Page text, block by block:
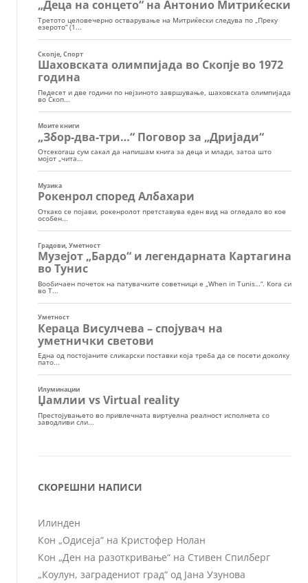
СКОРЕШНИ НАПИСИ
Илинден
Кон „Одисеја“ на Кристофер Нолан
Кон „Ден на разоткривање“ на Стивен Спилберг
„Коулун, заградениот град“ од Јана Узунова